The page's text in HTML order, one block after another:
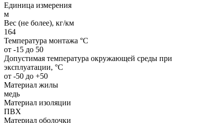
Единица измерения
м
Вес (не более), кг/км
164
Температура монтажа °C
от -15 до 50
Допустимая температура окружающей среды при
эксплуатации, °C
от -50 до +50
Материал жилы
медь
Материал изоляции
ПВХ
Материал оболочки